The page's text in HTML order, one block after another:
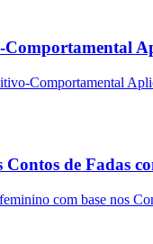
Comportamental
de Fadas
com base nos